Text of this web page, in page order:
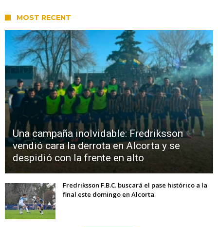
MOST RECENT
Una campaña inolvidable: Fredriksson
vendió cara la derrota en Alcorta y se
despidió con la frente en alto
Fredriksson F.B.C. buscará el pase histórico a la
final este domingo en Alcorta